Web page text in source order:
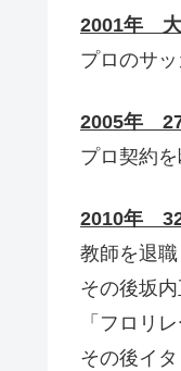
2001年 大
プロのサ
2005年
プロ契約
2010年
教師を退
その後坂
「フロリ
その後イ